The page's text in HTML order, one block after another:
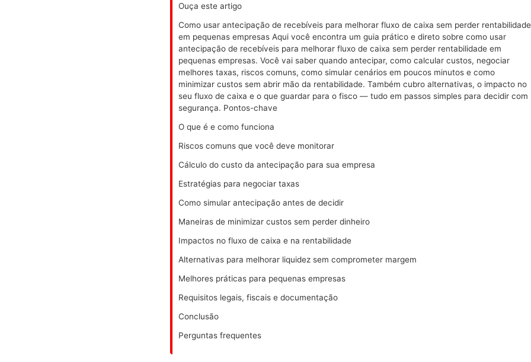
Ouça este artigo
Como usar antecipação de recebíveis para melhorar fluxo de caixa sem perder rentabilidade
em pequenas empresas Aqui você encontra um guia prático e direto sobre como usar
antecipação de recebíveis para melhorar fluxo de caixa sem perder rentabilidade em
pequenas empresas. Você vai saber quando antecipar, como calcular custos, negociar
melhores taxas, riscos comuns, como simular cenários em poucos minutos e como
minimizar custos sem abrir mão da rentabilidade. Também cubro alternativas, o impacto no
seu fluxo de caixa e o que guardar para o fisco — tudo em passos simples para decidir com
segurança. Pontos-chave
O que é e como funciona
Riscos comuns que você deve monitorar
Cálculo do custo da antecipação para sua empresa
Estratégias para negociar taxas
Como simular antecipação antes de decidir
Maneiras de minimizar custos sem perder dinheiro
Impactos no fluxo de caixa e na rentabilidade
Alternativas para melhorar liquidez sem comprometer margem
Melhores práticas para pequenas empresas
Requisitos legais, fiscais e documentação
Conclusão
Perguntas frequentes